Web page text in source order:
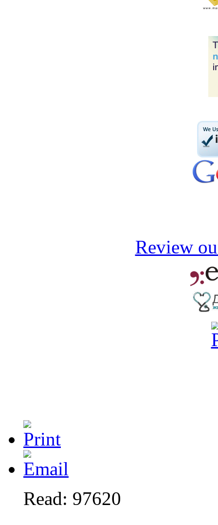
Review
Read: 97620